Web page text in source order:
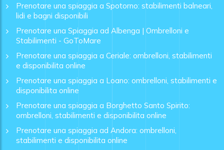
Prenotare una spiaggia a Spotorno: stabilimenti balneari,
lidi e bagni disponibili
Prenotare una Spiaggia ad Albenga | Ombrelloni e
Stabilimenti - GoToMare
Prenotare una spiaggia a Ceriale: ombrelloni, stabilimenti
e disponibilita online
Prenotare una spiaggia a Loano: ombrelloni, stabilimenti e
disponibilita online
Prenotare una spiaggia a Borghetto Santo Spirito:
ombrelloni, stabilimenti e disponibilita online
Prenotare una spiaggia ad Andora: ombrelloni,
stabilimenti e disponibilita online